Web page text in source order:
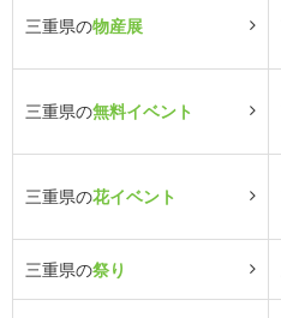
三重県の物産展
三重県の無料イベント
三重県の花イベント
三重県の祭り